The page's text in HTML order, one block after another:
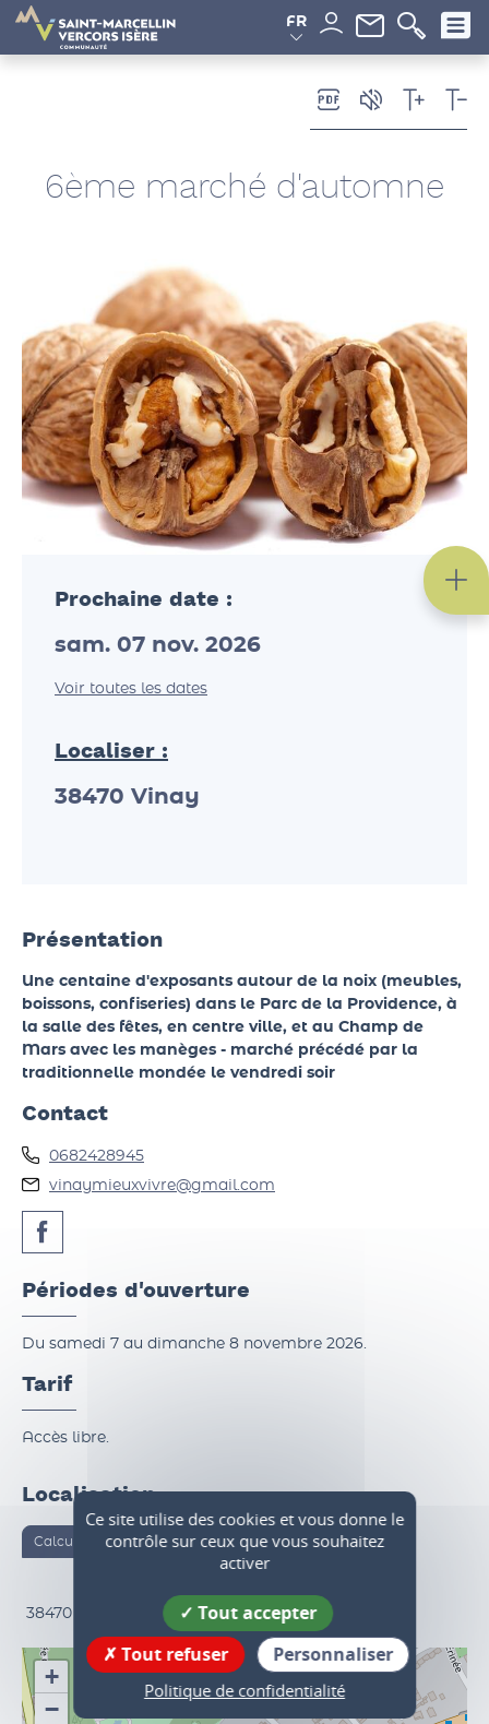
FR
6ème marché d'automne
Prochaine date :
sam. 07 nov. 2026
Voir toutes les dates
Localiser :
38470 Vinay
Présentation
Une centaine d'exposants autour de la noix (meubles,
boissons, confiseries) dans le Parc de la Providence, à
la salle des fêtes, en centre ville, et au Champ de
Mars avec les manèges - marché précédé par la
traditionnelle mondée le vendredi soir
Contact
0682428945
vinaymieuxvivre@gmail.com
Périodes d'ouverture
Du samedi 7 au dimanche 8 novembre 2026.
Tarif
Accès libre.
Localisation
Calculer votre itinéraire
38470
+
−
Panneau de gestion des cookies
Ce site utilise des cookies et vous donne le
contrôle sur ceux que vous souhaitez
activer
Tout accepter
Tout refuser
Personnaliser
Politique de confidentialité